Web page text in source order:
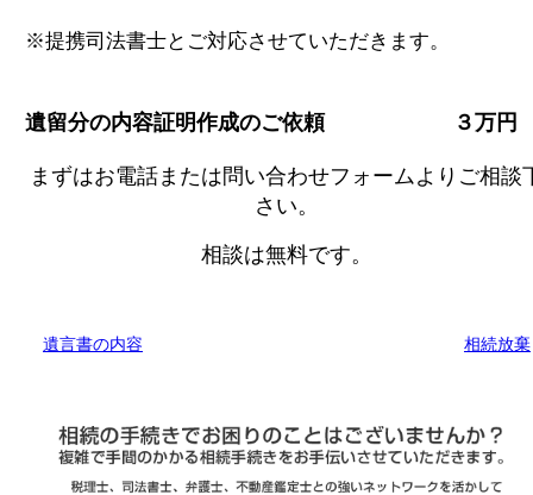
※提携司法書士とご対応させていただきます。
遺留分の内容証明作成のご依頼 ３万円
まずはお電話または問い合わせフォームよりご相談
さい。
相談は無料です。
遺言書の内容 相続放棄